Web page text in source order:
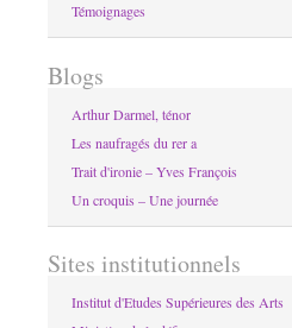
Témoignages
Blogs
Arthur Darmel, ténor
Les naufragés du rer a
Trait d'ironie – Yves François
Un croquis – Une journée
Sites institutionnels
Institut d'Etudes Supérieures des Arts